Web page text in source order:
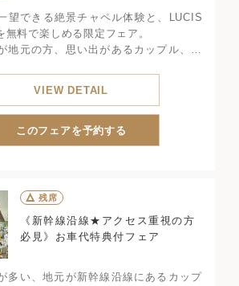
望できる絶景チャペル体験と、LUCIS
無料で楽しめる限定フェア。
地元の方、思い出があるカップル、上
“上野ストーリー”をしっかり形にしま
VIEW DETAIL
このフェアを予約する
△ 残席
《新幹線沿線★アクセス重視の方
必見》お車代特典付フェア
多い、地元が新幹線沿線にあるカップ